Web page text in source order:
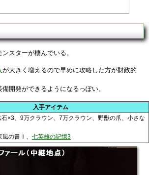
スターが棲んでいる。
が大きく増えるので早めに攻略した方が財政的
開発ができるようになるっぽい。
入手アイテム
×3、9万クラウン、7万クラウン、野獣の爪、小さな
風の書Ⅰ、 七英雄の記憶3